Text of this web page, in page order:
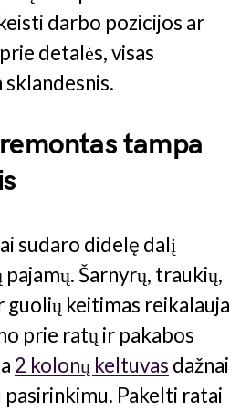
darbo pozicijos ar
detalės, visas
tampa
sudaro didelę dalį
Šarnyrų, traukių,
keitimas reikalauja
prie ratų ir pakabos
2 kolonų keltuvas dažnai
Pakelti ratai